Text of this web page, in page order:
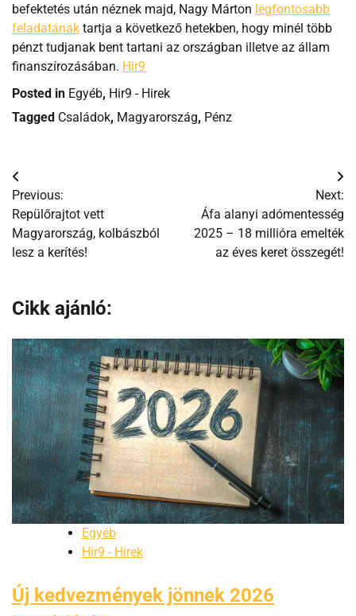
befektetés után néznek majd, Nagy Márton legfontosabb
feladatának tartja a következő hetekben, hogy minél több
pénzt tudjanak bent tartani az országban illetve az állam
finanszírozásában. Hir9
Posted in Egyéb, Hir9 - Hirek
Tagged Családok, Magyarország, Pénz
Bejegyzés
navigáció
Previous:
Repülőrajtot vett
Magyarország, kolbászból
lesz a kerítés!
Next:
Áfa alanyi adómentesség
2025 – 18 millióra emelték
az éves keret összegét!
Cikk ajánló:
Egyéb
Hir9 - Hirek
Új kedvezmények jönnek 2026